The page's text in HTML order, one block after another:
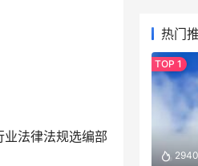
选编内容简介
热门
2940